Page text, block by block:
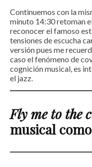
Continuemos con la
minuto 14:30 retoman
reconocer el famoso
tensiones de escucha
versión pues me
caso el fenómeno de
cognición musical, es
el jazz.
Fly me to the
musical